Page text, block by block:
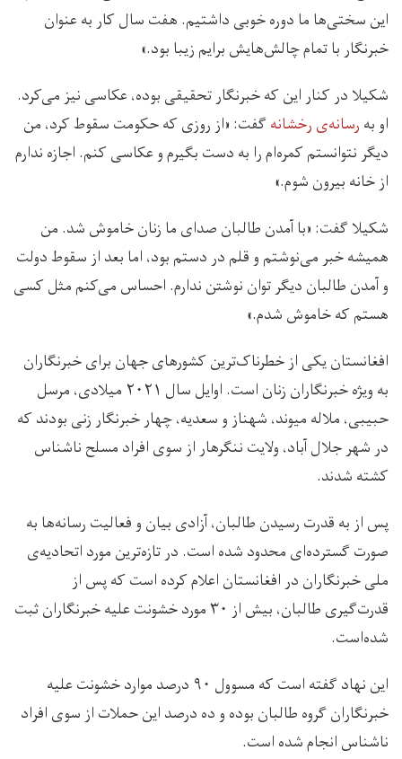
این سختی‌ها ما دوره خوبی داشتیم. هفت سال کار به عنوان
خبرنگار با تمام چالش‌هایش برایم زیبا بود.»
شکیلا در کنار این که خبرنگار تحقیقی بوده، عکاسی نیز می‌کرد.
او بهرسانه‌ی رخشانهگفت: «از روزی که حکومت سقوط کرد، من
دیگر نتوانستم کمره‌ام را به دست بگیرم و عکاسی کنم. اجازه ندارم
از خانه بیرون شوم.»
شکیلا گفت: «با آمدن طالبان صدای ما زنان خاموش شد. من
همیشه خبر می‌نوشتم و قلم در دستم بود، اما بعد از سقوط دولت
و آمدن طالبان دیگر توان نوشتن ندارم. احساس می‌کنم مثل کسی
هستم که خاموش شدم.»
افغانستان یکی از خطرناک‌ترین کشورهای جهان برای خبرنگاران
به ویژه خبرنگاران زنان است. اوایل سال ۲۰۲۱ میلادی، مرسل
حبیبی، ملاله میوند، شهناز و سعدیه، چهار خبرنگار زنی بودند که
در شهر جلال آباد، ولایت ننگرهار از سوی افراد مسلح ناشناس
کشته شدند.
پس از به قدرت رسیدن طالبان، آزادی بیان و فعالیت رسانه‌ها به
صورت گسترده‌ای محدود شده است. در تازه‌ترین مورد اتحادیه‌ی
ملی خبرنگاران در افغانستان اعلام کرده است که پس از
قدرت‌گیری طالبان، بیش از ۳۰ مورد خشونت علیه خبرنگاران ثبت
شده‌است.
این نهاد گفته است که مسوول ۹۰ درصد موارد خشونت علیه
خبرنگاران گروه طالبان بوده و ده درصد این حملات از سوی افراد
ناشناس انجام شده است.